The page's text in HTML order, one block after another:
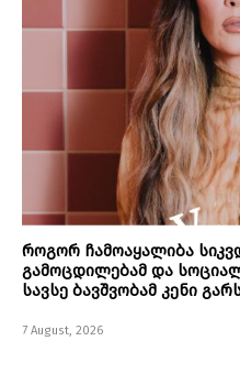
როგორ ჩამოაყალიბა
გამოცდილებამ და
სავსე ბავშვობამ კენი
7 August, 2026